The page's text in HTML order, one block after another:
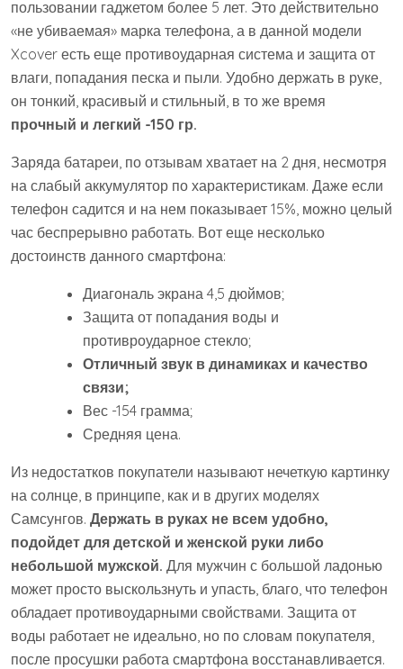
пользовании гаджетом более 5 лет. Это действительно
«не убиваемая» марка телефона, а в данной модели
Xcover есть еще противоударная система и защита от
влаги, попадания песка и пыли. Удобно держать в руке,
он тонкий, красивый и стильный, в то же время
прочный и легкий -150 гр.
Заряда батареи, по отзывам хватает на 2 дня, несмотря
на слабый аккумулятор по характеристикам. Даже если
телефон садится и на нем показывает 15%, можно целый
час беспрерывно работать. Вот еще несколько
достоинств данного смартфона:
Диагональ экрана 4,5 дюймов;
Защита от попадания воды и
противроударное стекло;
Отличный звук в динамиках и качество
связи;
Вес -154 грамма;
Средняя цена.
Из недостатков покупатели называют нечеткую картинку
на солнце, в принципе, как и в других моделях
Самсунгов. Держать в руках не всем удобно,
подойдет для детской и женской руки либо
небольшой мужской. Для мужчин с большой ладонью
может просто выскользнуть и упасть, благо, что телефон
обладает противоударными свойствами. Защита от
воды работает не идеально, но по словам покупателя,
после просушки работа смартфона восстанавливается.